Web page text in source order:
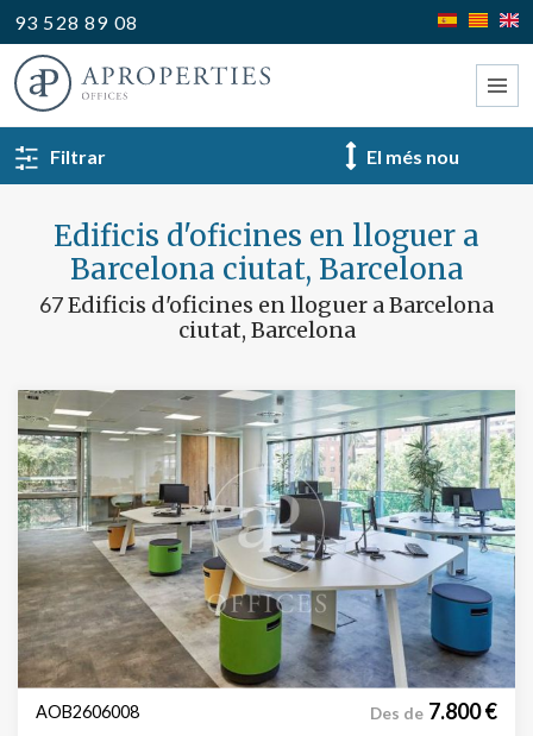
93 528 89 08
TORNAR ALS RESULTATS
Cercar per text o referència
Preu
Filtrar
Edificis d'oficines en lloguer a
Barcelona ciutat, Barcelona
67Edificis d'oficines en lloguer a Barcelona
ciutat, Barcelona
AOB2606008 Des de 7.800 €